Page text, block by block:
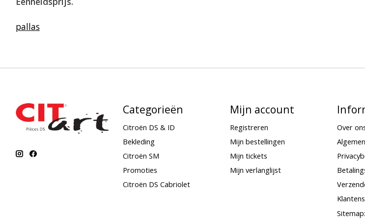
pallas
Categorieën
Citroën DS & ID
Bekleding
Citroën SM
Promoties
Citroën DS Cabriolet
Mijn account
Registreren
Mijn bestellingen
Mijn tickets
Mijn verlanglijst
Over